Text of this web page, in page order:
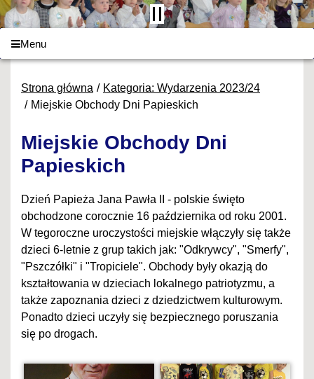
Menu
Strona główna
Kategoria: Wydarzenia 2023/24
Miejskie Obchody Dni Papieskich
Miejskie Obchody Dni
Papieskich
Dzień Papieża Jana Pawła II - polskie święto
obchodzone corocznie 16 października od roku 2001.
W tegoroczne uroczystości miejskie włączyły się także
dzieci 6-letnie z grup takich jak: "Odkrywcy", "Smerfy",
"Pszczółki" i "Tropiciele". Obchody były okazją do
kształtowania w dzieciach lokalnego patriotyzmu, a
także zapoznania dzieci z dziedzictwem kulturowym.
Ponadto dzieci uczyły się bezpiecznego poruszania
się po drogach.